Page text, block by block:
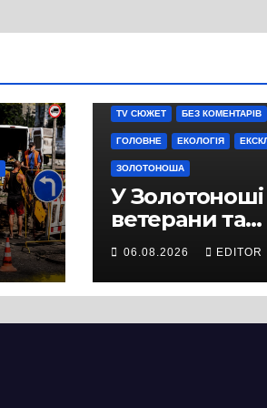
TV СЮЖЕТ БЕЗ КОМЕНТАРІВ
ГОЛОВНЕ ЕКОЛОГІЯ
ЗОЛОТОНОША
У Золотоноші
ветерани та
місцеві жителі
вийшли на
протест до
06.08.2026 EDITOR